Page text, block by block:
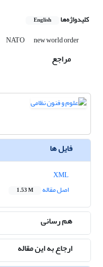
کلیدواژه‌ها English
NATO new world order
مراجع
فایل ها
اصل مقاله
1.53 M
هم رسانی
ارجاع به این مقاله